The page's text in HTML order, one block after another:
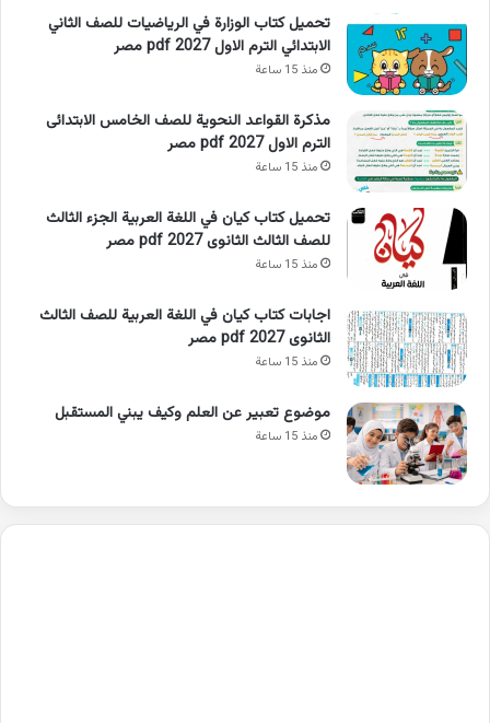
تحميل كتاب الوزارة في الرياضيات للصف الثاني
الابتدائي الترم الاول 2027 pdf مصر
منذ 15 ساعة
مذكرة القواعد النحوية للصف الخامس الابتدائى
الترم الاول 2027 pdf مصر
منذ 15 ساعة
تحميل كتاب كيان في اللغة العربية الجزء الثالث
للصف الثالث الثانوى 2027 pdf مصر
منذ 15 ساعة
اجابات كتاب كيان في اللغة العربية للصف الثالث
الثانوى 2027 pdf مصر
منذ 15 ساعة
موضوع تعبير عن العلم وكيف يبني المستقبل
منذ 15 ساعة